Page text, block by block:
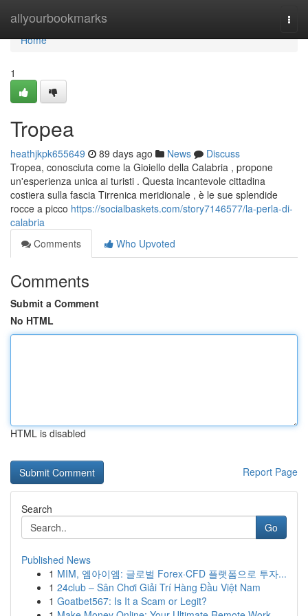
allyourbookmarks
Home
Home
1
Tropea
heathjkpk655649 89 days ago News
Discuss
Tropea, conosciuta come la Gioiello della Calabria , propone
un'esperienza unica ai turisti . Questa incantevole cittadina
costiera sulla fascia Tirrenica meridionale , è le sue splendide
rocce a picco https://socialbaskets.com/story7146577/la-perla-di-
calabria
Comments
Who Upvoted
Comments
Submit a Comment
No HTML
HTML is disabled
Report Page
Search
Go
Published News
1 MIM, 엠아이엠: 글로벌 Forex·CFD 플랫폼으로 투자...
1 24club – Sân Chơi Giải Trí Hàng Đầu Việt Nam
1 Goatbet567: Is It a Scam or Legit?